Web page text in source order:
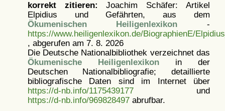
korrekt zitieren: Joachim Schäfer: Artikel
Elpidius und Gefährten, aus dem
Ökumenischen Heiligenlexikon -
https://www.heiligenlexikon.de/BiographienE/
, abgerufen am 7. 8. 2026
Die Deutsche Nationalbibliothek verzeichnet das
Ökumenische Heiligenlexikonin der
Deutschen Nationalbibliografie; detaillierte
bibliografische Daten sind im Internet über
https://d-nb.info/1175439177und
https://d-nb.info/969828497abrufbar.